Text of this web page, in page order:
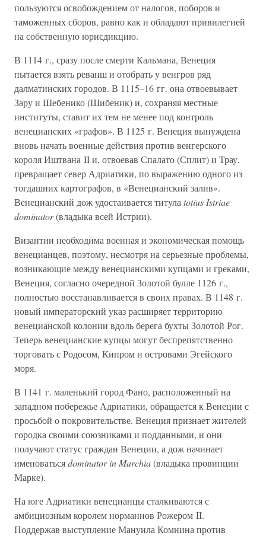
пользуются освобождением от налогов, поборов и
таможенных сборов, равно как и обладают привилегией
на собственную юрисдикцию.
В 1114 г., сразу после смерти Кальмана, Венеция
пытается взять реванш и отобрать у венгров ряд
далматинских городов. В 1115–16 гг. она отвоевывает
Зару и Шебенико (Шибеник) и, сохраняя местные
институты, ставит их тем не менее под контроль
венецианских «графов». В 1125 г. Венеция вынуждена
вновь начать военные действия против венгерского
короля Иштвана II и, отвоевав Спалато (Сплит) и Трау,
превращает север Адриатики, по выражению одного из
тогдашних картографов, в «Венецианский залив».
Венецианский дож удостаивается титула totius Istriae
dominator(владыка всей Истрии).
Византии необходима военная и экономическая помощь
венецианцев, поэтому, несмотря на серьезные проблемы,
возникающие между венецианскими купцами и греками,
Венеция, согласно очередной Золотой булле 1126 г.,
полностью восстанавливается в своих правах. В 1148 г.
новый императорский указ расширяет территорию
венецианской колонии вдоль берега бухты Золотой Рог.
Теперь венецианские купцы могут беспрепятственно
торговать с Родосом, Кипром и островами Эгейского
моря.
В 1141 г. маленький город Фано, расположенный на
западном побережье Адриатики, обращается к Венеции с
просьбой о покровительстве. Венеция признает жителей
городка своими союзниками и подданными, и они
получают статус граждан Венеции, а дож начинает
именоватьсяdominator in Marchia(владыка провинции
Марке).
На юге Адриатики венецианцы сталкиваются с
амбициозным королем норманнов Рожером II.
Поддержав выступление Мануила Комнина против